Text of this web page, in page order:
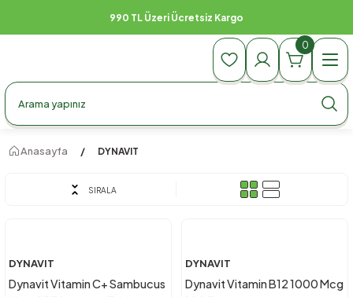
TL Üzeri Ücretsiz Kargo
0
Anasayfa DYNAVIT
SIRALA
DYNAVIT
Dynavit Vitamin C+ Sambucus
DYNAVIT
Dynavit Vitamin B12 1000 Mcg